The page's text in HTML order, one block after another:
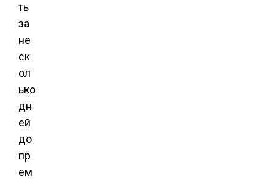
ть
за
не
ск
ол
ько
дн
ей
до
пр
ем